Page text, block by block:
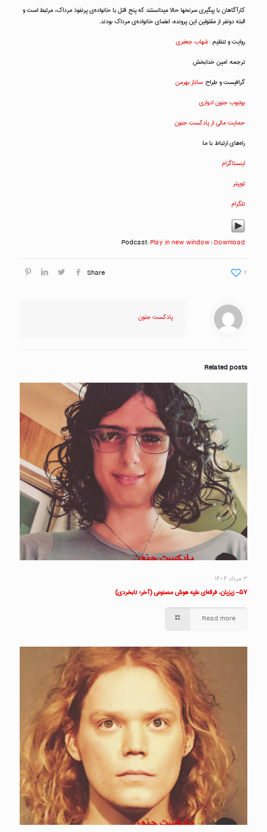
کارآگاهان با پیگیری سرنخها حالا میدانستند که پنج قتل با خانواده‌ی پرنفوذ مرداک، مرتبط است و
البته دونفر از مقتولین این پرونده، اعضای خانواده‌ی مرداک بودند.
روایت و تنظیم :شهاب جعفری
ترجمه: امین خدابخش
گرافیست و طراح: ساناز بهرمن
یوتیوب جنون ادواری
حمایت مالی از پادکست جنون
راه‌های ارتباط با ما:
اینستاگرام
توییتر
تلگرام
Podcast:Play in new window|Download
Share ۲
پادکست جنون
Related posts
۳ مرداد ۱۴۰۴
۵۷- زیزیان، فرقه‌ای علیه هوش مصنوعی (آخر؛ نابخردی)
Read more